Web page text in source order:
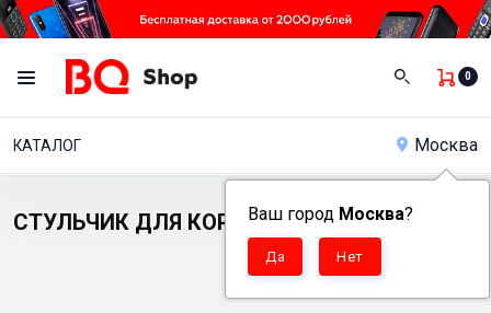
0
КАТАЛОГ Москва
Ваш город Москва?
СТУЛЬЧИК ДЛЯ КОРМЛЕНИЯ BQ BCH012